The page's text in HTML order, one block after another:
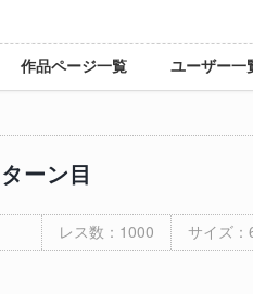
作品ページ一覧 ユーザー一
ーン目
レス数：1000 サイズ